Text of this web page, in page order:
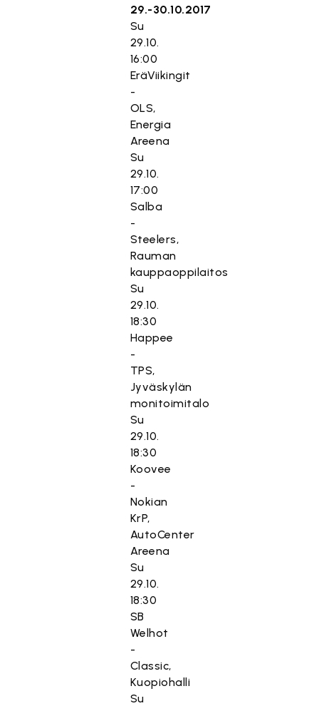
29.-30.10.2017
Su
29.10.
16:00
EräViikingit
-
OLS,
Energia
Areena
Su
29.10.
17:00
Salba
-
Steelers,
Rauman
kauppaoppilaitos
Su
29.10.
18:30
Happee
-
TPS,
Jyväskylän
monitoimitalo
Su
29.10.
18:30
Koovee
-
Nokian
KrP,
AutoCenter
Areena
Su
29.10.
18:30
SB
Welhot
-
Classic,
Kuopiohalli
Su